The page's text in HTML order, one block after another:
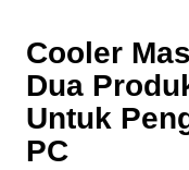
Cooler
Dua
Untuk
PC